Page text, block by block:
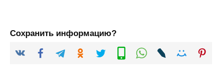
Сохранить информацию?